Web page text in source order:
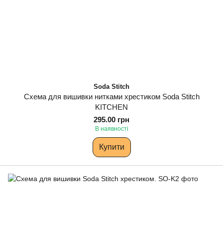
Soda Stitch
Схема для вишивки нитками хрестиком Soda Stitch
KITCHEN
295.00 грн
В наявності
Купити